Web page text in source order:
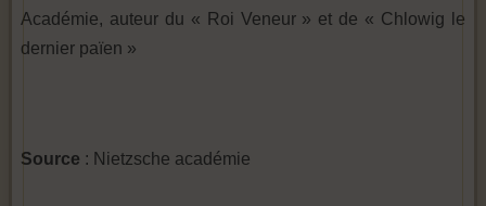
Académie, auteur du « Roi Veneur » et de « Chlowig le
dernier païen »
Source : Nietzsche académie